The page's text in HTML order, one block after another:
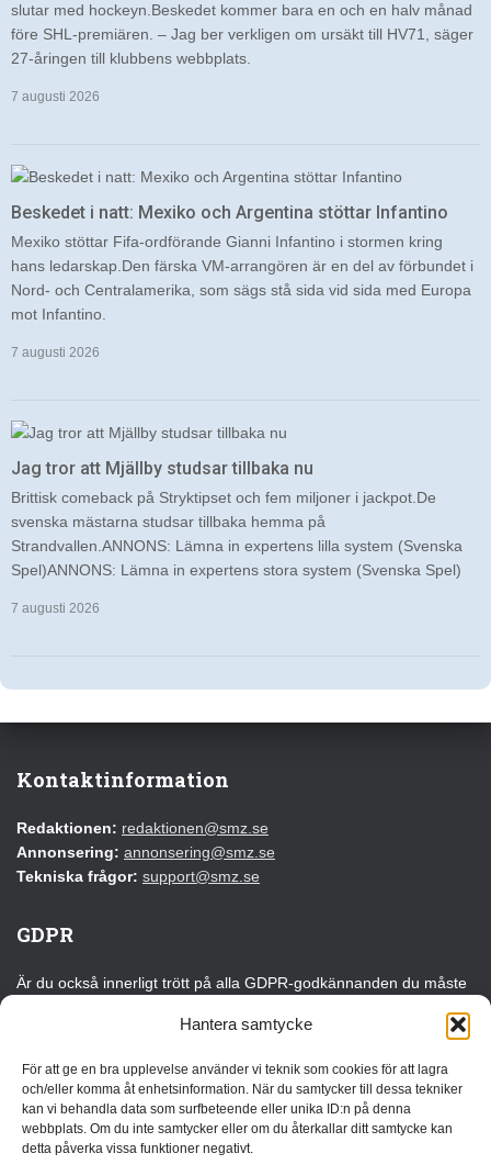
Hantera samtycke
För att ge en bra upplevelse använder vi teknik som cookies för att lagra
och/eller komma åt enhetsinformation. När du samtycker till dessa tekniker
kan vi behandla data som surfbeteende eller unika ID:n på denna
webbplats. Om du inte samtycker eller om du återkallar ditt samtycke kan
detta påverka vissa funktioner negativt.
slutar med hockeyn.Beskedet kommer bara en och en halv månad
före SHL-premiären. – Jag ber verkligen om ursäkt till HV71, säger
27-åringen till klubbens webbplats.
7 augusti 2026
Beskedet i natt: Mexiko och Argentina stöttar Infantino
Mexiko stöttar Fifa-ordförande Gianni Infantino i stormen kring
hans ledarskap.Den färska VM-arrangören är en del av förbundet i
Nord- och Centralamerika, som sägs stå sida vid sida med Europa
mot Infantino.
7 augusti 2026
Jag tror att Mjällby studsar tillbaka nu
Brittisk comeback på Stryktipset och fem miljoner i jackpot.De
svenska mästarna studsar tillbaka hemma på
Strandvallen.ANNONS: Lämna in expertens lilla system (Svenska
Spel)ANNONS: Lämna in expertens stora system (Svenska Spel)
7 augusti 2026
Kontaktinformation
Redaktionen: redaktionen@smz.se
Annonsering: annonsering@smz.se
Tekniska frågor: support@smz.se
GDPR
Är du också innerligt trött på alla GDPR-godkännanden du måste
Läs vår GDPR-information
Annonsera